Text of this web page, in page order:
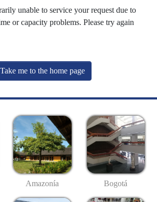
unable to service your request due to
or capacity problems. Please try again
Take me to the home page
Amazonía Bogotá